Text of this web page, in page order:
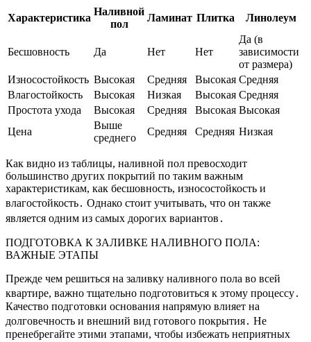
Характеристика
Наливной
пол
Ламинат Плитка Линолеум
Бесшовность Да Нет Нет
Да (в
зависимости
от размера)
Износостойкость Высокая Средняя Высокая Средняя
Влагостойкость
Высокая Низкая Высокая Средняя
Простота ухода
Высокая Средняя Высокая Высокая
Цена
Выше
среднего
Средняя Средняя Низкая
Как видно из таблицы, наливной пол превосходит
большинство других покрытий по таким важным
характеристикам, как бесшовность, износостойкость и
влагостойкость․ Однако стоит учитывать, что он также
является одним из самых дорогих вариантов․
ПОДГОТОВКА К ЗАЛИВКЕ НАЛИВНОГО ПОЛА:
ВАЖНЫЕ ЭТАПЫ
Прежде чем решиться на заливку наливного пола во всей
квартире, важно тщательно подготовиться к этому процессу․
Качество подготовки основания напрямую влияет на
долговечность и внешний вид готового покрытия․ Не
пренебрегайте этими этапами, чтобы избежать неприятных